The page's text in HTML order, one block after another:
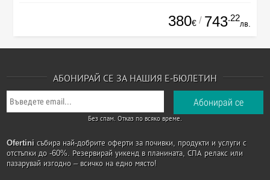
380€ / 743.22
лв.
АБОНИРАЙ СЕ ЗА НАШИЯ Е-БЮЛЕТИН
Без спам. Отказ по всяко време.
Ofertini събира най-добрите оферти за почивки, продукти и услуги с
отстъпки до -60%. Резервирай уикенд в планината, СПА релакс или
пазарувай изгодно – всичко на едно място!